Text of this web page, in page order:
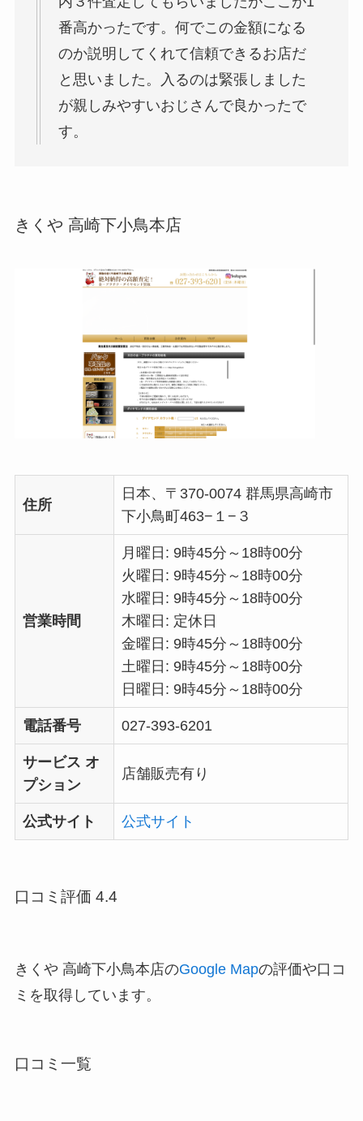
番高かったです。何でこの金額になる
のか説明してくれて信頼できるお店だ
と思いました。入るのは緊張しました
が親しみやすいおじさんで良かったで
す。
きくや 高崎下小鳥本店
住所
日本、〒370-0074 群馬県高崎市
下小鳥町463−１−３
営業時間
月曜日: 9時45分～18時00分
火曜日: 9時45分～18時00分
水曜日: 9時45分～18時00分
木曜日: 定休日
金曜日: 9時45分～18時00分
土曜日: 9時45分～18時00分
日曜日: 9時45分～18時00分
電話番号 027-393-6201
サービス オ
プション
店舗販売有り
公式サイト 公式サイト
口コミ評価 4.4
きくや 高崎下小鳥本店のGoogle Mapの評価や口コ
ミを取得しています。
口コミ一覧